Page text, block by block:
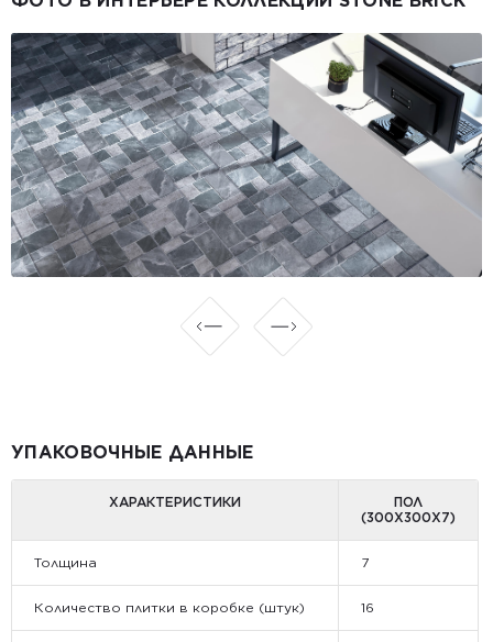
УПАКОВОЧНЫЕ ДАННЫЕ
ХАРАКТЕРИСТИКИ
ПОЛ
(300X300X7)
Толщина 7
Количество плитки в коробке (штук) 16